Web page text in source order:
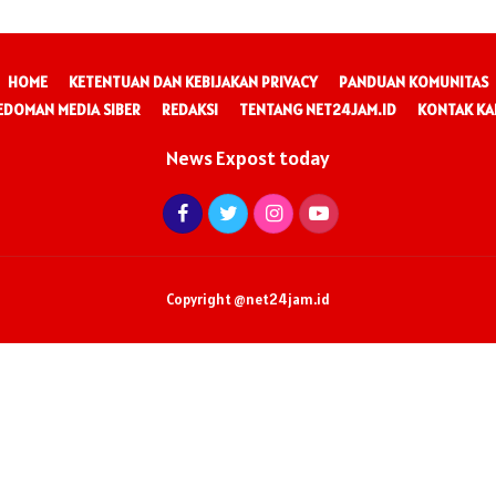
HOME KETENTUAN DAN KEBIJAKAN PRIVACY
PANDUAN KOMUNITAS
MEDIA SIBER
REDAKSI TENTANG NET24JAM.ID KONTAK
News Expost today
Copyright @net24jam.id